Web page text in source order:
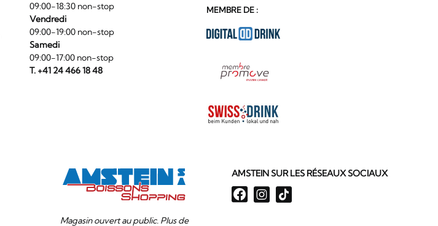
09:00-18:30 non-stop
Vendredi
09:00-19:00 non-stop
Samedi
09:00-17:00 non-stop
T. +41 24 466 18 48
MEMBRE DE :
Magasin ouvert au public. Plus de
AMSTEIN SUR LES RÉSEAUX SOCIAUX